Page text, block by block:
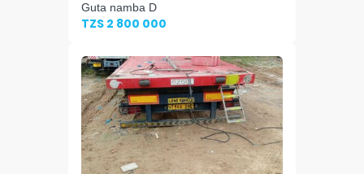
Guta namba D
TZS 2 800 000